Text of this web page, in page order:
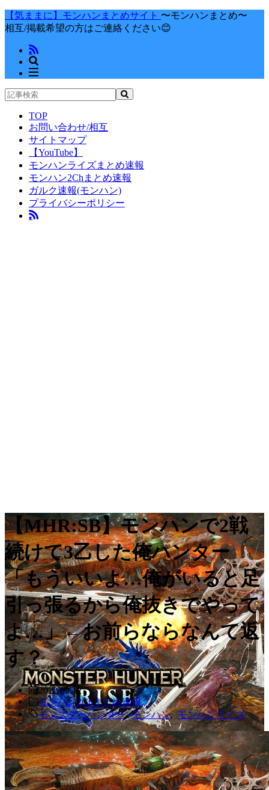
【気ままに】モンハンまとめサイト 〜モンハンまとめ〜
相互/掲載希望の方はご連絡ください😊
TOP
お問い合わせ/相互
サイトマップ
【YouTube】
モンハンライズまとめ速報
モンハン2Chまとめ速報
ガルク速報(モンハン)
プライバシーポリシー
【MHR:SB】モンハンで2戦
続けて3乙した俺ハンター
「もういいよ…俺がいると足
引っ張るから俺抜きでやって
よ…」←お前らならなんて返
す？
2022.09.12
モンハン2Chまとめ速報
モンスターハンター,モンハン,モンハンライズ